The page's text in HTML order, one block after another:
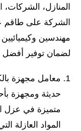
المنازل، الشركات،
الشركة على طاقم
مهندسين
لضمان توفير
معامل مجهزة
حديثة ومجهزة
متميزة في عزل
المواد العازلة